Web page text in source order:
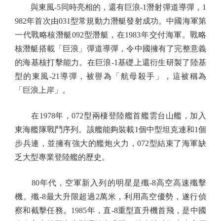
與東風-5同時亮相的，還有巨浪-1潛射彈道導彈，1
982年首次由031型常規動力潛艇發射成功。中國海軍第
一代戰略核潛艇092型潛艇，在1983年交付海軍。戰略
核潛艇搭載「巨浪」彈道導彈，令中國擁有了完整意義
的海基核打擊能力。在巨浪-1基礎上還衍生研製了陸基
型的東風-21導彈，被譽為「航母殺手」，這被稱為
「巨浪上岸」。
在1978年，072型兩棲登陸艦首艦雲台山艦，加入
東海艦隊戰鬥序列。該艦能夠裝載1個中型坦克連和1個
步兵連，並擁有強大的艦炮火力，072型結束了海軍缺
乏大型專業登陸艦的歷史。
80年代，空軍新入列的明星是殲-8高空高速殲擊
機。殲-8最大升限超過2萬米，利用高空優勢，遂行偵
察和截擊任務。1985年，直-8重型直升機首飛，是中國